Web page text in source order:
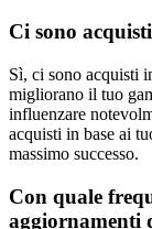
Ci sono
Sì, ci sono acquisti
migliorano il tuo
influenzare
acquisti in base ai
massimo successo.
Con quale
aggiornamenti